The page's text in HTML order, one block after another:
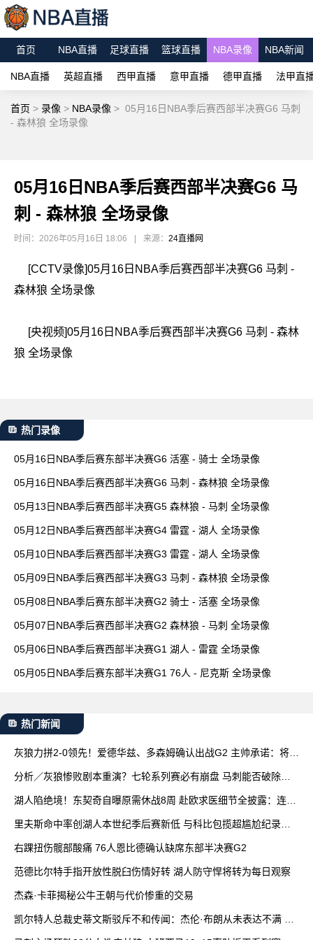
首页 NBA直播 足球直播 篮球直播 NBA录像 NBA新闻
NBA直播 英超直播 西甲直播 意甲直播 德甲直播 法甲直
首页 > 录像 > NBA录像 > 05月16日NBA季后赛西部半决赛G6 马刺
- 森林狼 全场录像
05月16日NBA季后赛西部半决赛G6 马
刺 - 森林狼 全场录像
时间：2026年05月16日 18:06 来源： 24直播网
[CCTV录像]05月16日NBA季后赛西部半决赛G6 马刺 -
森林狼 全场录像
[央视频]05月16日NBA季后赛西部半决赛G6 马刺 - 森林
狼 全场录像
热门录像
05月16日NBA季后赛东部半决赛G6 活塞 - 骑士 全场录像
05月16日NBA季后赛西部半决赛G6 马刺 - 森林狼 全场录像
05月13日NBA季后赛西部半决赛G5 森林狼 - 马刺 全场录像
05月12日NBA季后赛西部半决赛G4 雷霆 - 湖人 全场录像
05月10日NBA季后赛西部半决赛G3 雷霆 - 湖人 全场录像
05月09日NBA季后赛西部半决赛G3 马刺 - 森林狼 全场录像
05月08日NBA季后赛东部半决赛G2 骑士 - 活塞 全场录像
05月07日NBA季后赛西部半决赛G2 森林狼 - 马刺 全场录像
05月06日NBA季后赛西部半决赛G1 湖人 - 雷霆 全场录像
05月05日NBA季后赛东部半决赛G1 76人 - 尼克斯 全场录像
热门新闻
灰狼力拼2-0领先！爱德华兹、多森姆确认出战G2 主帅承诺：将增
分析／灰狼惨败剧本重演？七轮系列赛必有崩盘 马刺能否破除魔
湖人陷绝境！东契奇自曝原需休战8周 赴欧求医细节全披露：连打
里夫斯命中率创湖人本世纪季后赛新低 与科比包揽超尴尬纪录前
右踝扭伤髋部酸痛 76人恩比德确认缺席东部半决赛G2
范德比尔特手指开放性脱臼伤情好转 湖人防守悍将转为每日观察
杰森·卡菲揭秘公牛王朝与代价惨重的交易
凯尔特人总裁史蒂文斯驳斥不和传闻：杰伦·布朗从未表达不满 双